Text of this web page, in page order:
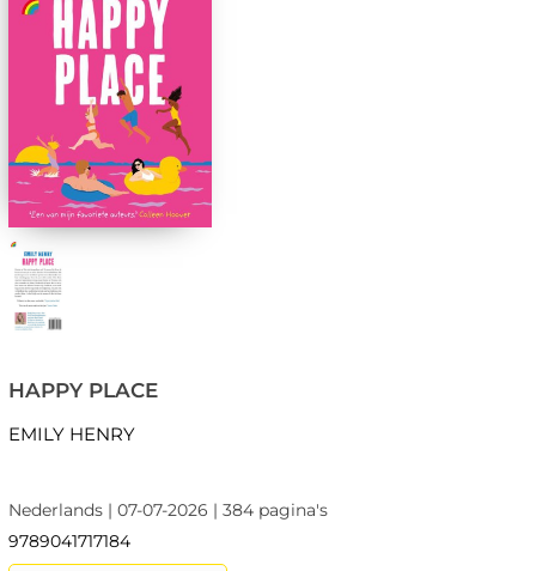
HAPPY PLACE
EMILY HENRY
Nederlands | 07-07-2026 | 384 pagina's
9789041717184